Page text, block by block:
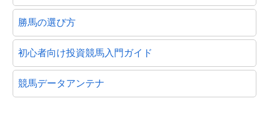
勝馬の選び方
初心者向け投資競馬入門ガイド
競馬データアンテナ